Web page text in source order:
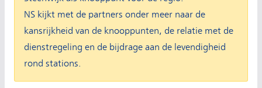
NS kijkt met de partners onder meer naar de
kansrijkheid van de knooppunten, de relatie met de
dienstregeling en de bijdrage aan de levendigheid
rond stations.